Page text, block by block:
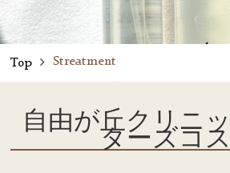
customer voice
column
staff
recruit
Top Streatment
自由が丘クリニ
ターズコ